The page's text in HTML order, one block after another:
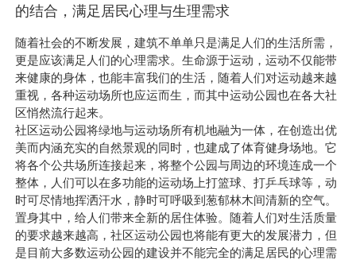
的结合，满足居民心理与生理需求
随着社会的不断发展，建筑不单单只是满足人们的生活所需，
更是应该满足人们的心理需求。生命源于运动，运动不仅能带
来健康的身体，也能丰富我们的生活，随着人们对运动越来越
重视，各种运动场所也应运而生，而其中运动公园也在各大社
区悄然流行起来。
社区运动公园将绿地与运动场所有机地融为一体，在创造出优
美而内涵充实的自然景观的同时，也建成了体育健身场地。它
将各个公共场所连接起来，将整个公园与周边的环境连成一个
整体，人们可以在多功能的运动场上打篮球、打乒乓球等，动
时可尽情地挥洒汗水，静时可呼吸到葱郁林木间清新的空气。
置身其中，给人们带来全新的居住体验。随着人们对生活质量
的要求越来越高，社区运动公园也将能有更大的发展潜力，但
是目前大多数运动公园的建设并不能完全的满足居民的心理需